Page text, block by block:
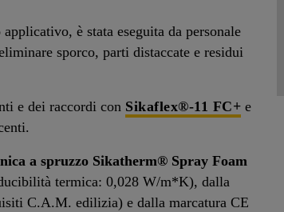
è stata eseguita da personale
sporco, parti distaccate e residui
e dei raccordi con Sikaflex®-11 FC+ e
a spruzzo Sikatherm® Spray Foam
termica: 0,028 W/m*K), dalla
C.A.M. edilizia) e dalla marcatura CE